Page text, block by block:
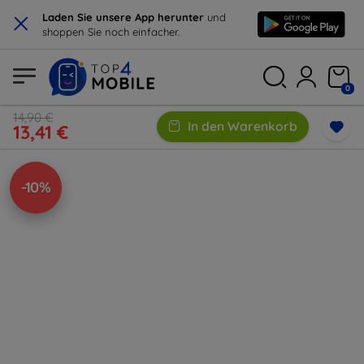
× Laden Sie unsere App herunter und
shoppen Sie noch einfacher.
0
14,90 €
13,41 € In den Warenkorb
-10%